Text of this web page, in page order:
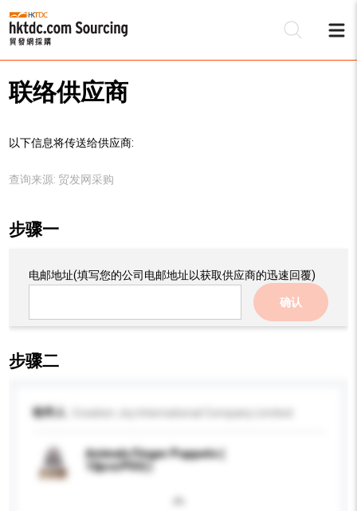
联络供应商
以下信息将传送给供应商:
查询来源: 贸发网采购
步骤一
电邮地址(填写您的公司电邮地址以获取供应商的迅速回覆)
确认
步骤二
收件人
Animals Finger Puppets (
12pcs/PDQ )